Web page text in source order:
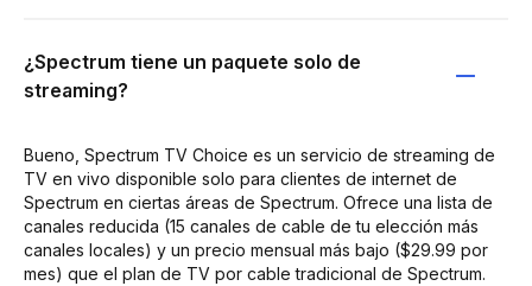
¿Spectrum tiene un paquete solo de
streaming?
Bueno, Spectrum TV Choice es un servicio de streaming de
TV en vivo disponible solo para clientes de internet de
Spectrum en ciertas áreas de Spectrum. Ofrece una lista de
canales reducida (15 canales de cable de tu elección más
canales locales) y un precio mensual más bajo ($29.99 por
mes) que el plan de TV por cable tradicional de Spectrum.